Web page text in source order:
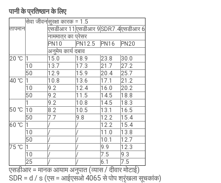
पानी के प्रतिष्ठान के लिए
तापमान
सेवा जीवनसुरक्षा कारक = 1.5
एसडीआर 11 एसडीआर 9 SDR7.4एसडीआर 6
नाममात्र का प्रेसर
PN10
PN12.5 PN16
PN20
अनुमेय कार्य दबाव
20 ℃ 1 15.0 18.9 23.8
30.0
10
13.7 17.3 21.7
27.2
50
12.9 15.9 20.4
25.7
40 ℃ 1 10.8 13.6 17.1
21.2
10
9.2 12.4 16.0
20.2
50
9.2 11.5 14.5 18.8
50 ℃
1 9.2 10.8 14.5
18.3
10
8.2 10.5 13.1
16.5
50
7.7 9.8 12.2
15.4
60 ℃ 1 / / 12.2
15.4
10
/ / 11.0
13.8
50
/ / 10.1
12.7
75 ℃ 1 / / 9.9
12.3
10
/ / 7.5
9.3
25
/ / 6.1 7.5
एसडीआर = मानक आयाम अनुपात (व्यास / दीवार मोटाई)
SDR = d / s (एस = आईएसओ 4065 से पोप श्रृंखला सूचकांक)